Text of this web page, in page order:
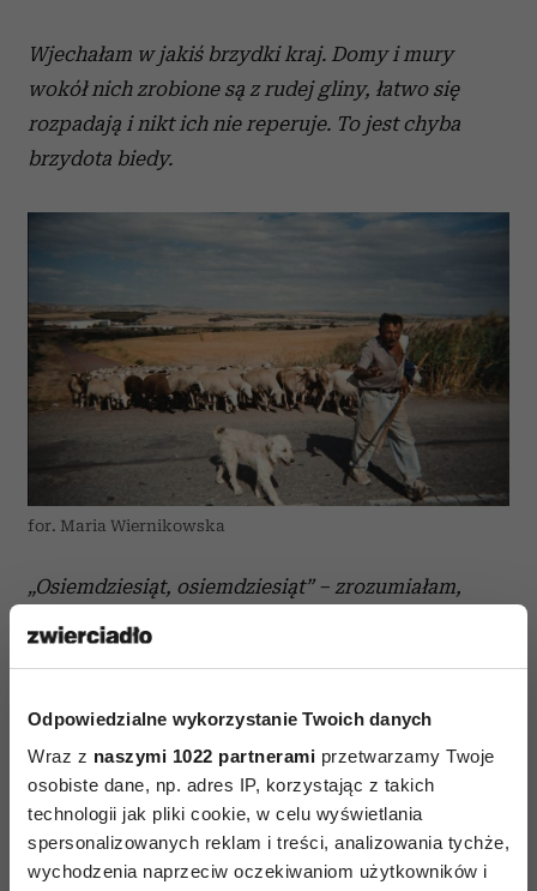
Odpowiedzialne wykorzystanie Twoich danych
Wraz z naszymi 1022 partnerami przetwarzamy Twoje
osobiste dane, np. adres IP, korzystając z takich
technologii jak pliki cookie, w celu wyświetlania
spersonalizowanych reklam i treści, analizowania tychże,
wychodzenia naprzeciw oczekiwaniom użytkowników i
Wjechałam w jakiś brzydki kraj. Domy i mury
wokół nich zrobione są z rudej gliny, łatwo się
rozpadają i nikt ich nie reperuje. To jest chyba
brzydota biedy.
for. Maria Wiernikowska
„Osiemdziesiąt, osiemdziesiąt” – zrozumiałam,
tylko nie wiem: lat ma czy owiec. ¡
kulawe.